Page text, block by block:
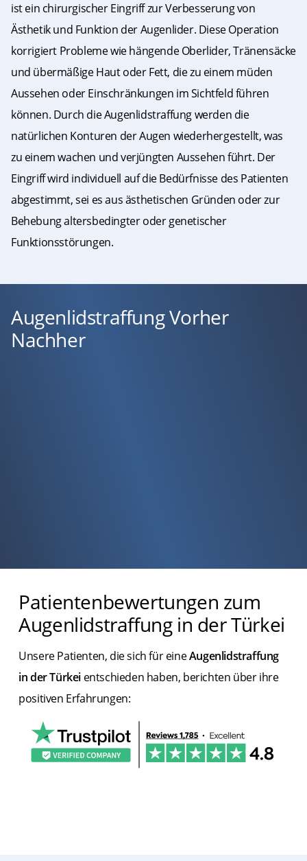
ist ein chirurgischer Eingriff zur Verbesserung von
Ästhetik und Funktion der Augenlider. Diese Operation
korrigiert Probleme wie hängende Oberlider, Tränensäcke
und übermäßige Haut oder Fett, die zu einem müden
Aussehen oder Einschränkungen im Sichtfeld führen
können. Durch die Augenlidstraffung werden die
natürlichen Konturen der Augen wiederhergestellt, was
zu einem wachen und verjüngten Aussehen führt. Der
Eingriff wird individuell auf die Bedürfnisse des Patienten
abgestimmt, sei es aus ästhetischen Gründen oder zur
Behebung altersbedingter oder genetischer
Funktionsstörungen.
Augenlidstraffung Vorher
Nachher
Patientenbewertungen zum
Augenlidstraffung in der Türkei
Unsere Patienten, die sich für eineAugenlidstraffung
in der Türkei entschieden haben, berichten über ihre
positiven Erfahrungen: